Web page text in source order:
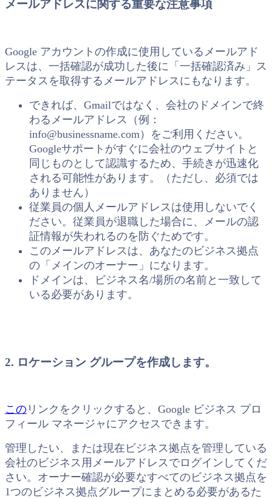
メールアドレスに関する重要な注意事項
Google アカウントの作成に使用しているメールアド
レスは、一括確認が成功した後に「一括確認済み」ス
テータスを取得するメールアドレスにもなります。
できれば、Gmailではなく、会社のドメインで終
わるメールアドレス（例：
info@businessname.com）をご利用ください。
Googleサポートがすぐに会社のウェブサイトと
同じものとして認識するため、手続きが迅速化
される可能性があります。（ただし、必須では
ありません）
従業員の個人メールアドレスは使用しないでく
ださい。従業員が退職した場合に、メールの認
証情報が失われるのを防ぐためです。
このメールアドレスは、あなたのビジネス拠点
の「メインのオーナー」になります。
ドメインは、ビジネス名/場所の名前と一致して
いる必要があります。
2. ロケーション グループを作成します。
この リンクをクリックすると、Google ビジネス プロ
フィール マネージャにアクセスできます。
管理したい、または現在ビジネス拠点を管理している
会社のビジネス用メールアドレスでログインしてくだ
さい。オーナー確認が必要なすべてのビジネス拠点を
1つのビジネス拠点グループにまとめる必要があるた